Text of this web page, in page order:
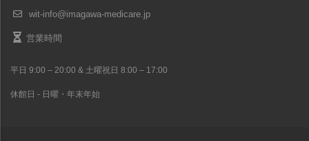
wit-info@imagawa-medicare.jp
営業時間
平日 9:00 – 20:00 & 土曜祝日 8:00 – 17:00
休館日 - 日曜・年末年始